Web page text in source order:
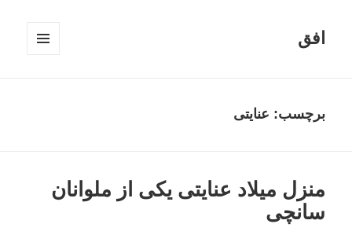
افق
برچسب: عنایتی
منزل میلاد عنایتی یکی از ملوانان
سانچی